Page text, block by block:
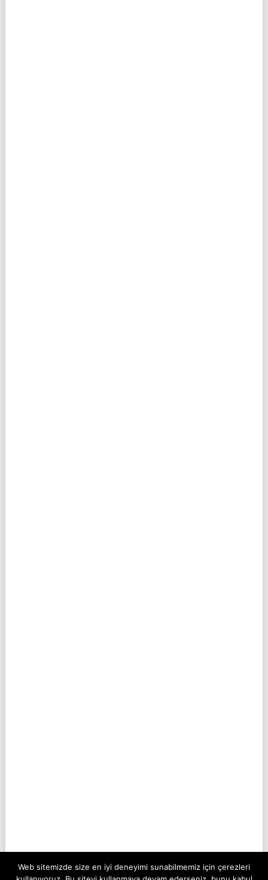
Web sitemizde size en iyi deneyimi sunabilmemiz için çerezleri